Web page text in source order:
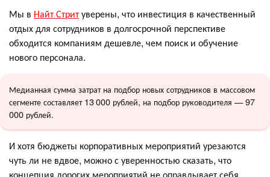
Мы в Найт Стритуверены, что инвестиция в качественный
отдых для сотрудников в долгосрочной перспективе
обходится компаниям дешевле, чем поиск и обучение
нового персонала.
Медианная сумма затрат на подбор новых сотрудников в массовом
сегменте составляет 13 000 рублей, на подбор руководителя — 97
000 рублей.
И хотя бюджеты корпоративных мероприятий урезаются
чуть ли не вдвое, можно с уверенностью сказать, что
концепция дорогих мероприятий не оправдывает себя.